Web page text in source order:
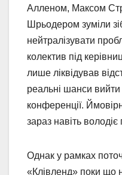
Алленом, Максом
Шрьодером зуміли
нейтралізувати
колектив під
лише ліквідував
реальні шанси
конференції.
зараз навіть
Однак у рамках
«Клівленд» поки що